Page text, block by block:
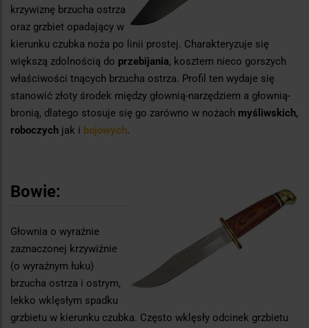
krzywiznę brzucha ostrza
oraz grzbiet opadający w
kierunku czubka noża po linii prostej. Charakteryzuje się
większą zdolnością do przebijania, kosztem nieco gorszych
właściwości tnących brzucha ostrza. Profil ten wydaje się
stanowić złoty środek między głownią-narzędziem a głownią-
bronią, dlatego stosuje się go zarówno w nożach myśliwskich,
roboczych jak i bojowych.
Bowie:
Głownia o wyraźnie
zaznaczonej krzywiźnie
(o wyraźnym łuku)
brzucha ostrza i ostrym,
lekko wklęsłym spadku
grzbietu w kierunku czubka. Często wklęsły odcinek grzbietu